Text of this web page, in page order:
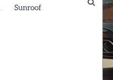
Sunroof